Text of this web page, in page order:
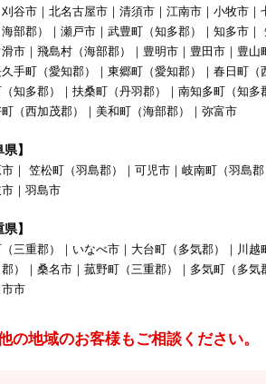
谷市｜北名古屋市｜清須市｜江南市｜小牧市｜
部郡）｜瀬戸市｜武豊町（知多郡）｜知多市｜
市｜飛島村（海部郡）｜豊明市｜豊田市｜豊山
手町（愛知郡）｜東郷町（愛知郡）｜春日町（
知多郡）｜扶桑町（丹羽郡）｜南知多町（知多
町（西加茂郡）｜美和町（海部郡）｜弥富市
県】
｜ 笠松町（羽島郡）｜可児市｜岐南町（羽島
市｜羽島市
県】
三重郡）｜いなべ市｜大台町（多気郡）｜川越
郡）｜桑名市｜菰野町（三重郡）｜多気町（多気
市市
の地域のお客様もご相談ください。